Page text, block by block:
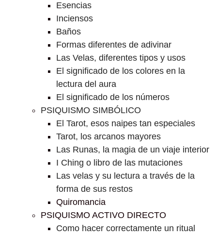
Esencias
Inciensos
Baños
Formas diferentes de adivinar
Las Velas, diferentes tipos y usos
El significado de los colores en la
lectura del aura
El significado de los números
PSIQUISMO SIMBÓLICO
El Tarot, esos naipes tan especiales
Tarot, los arcanos mayores
Las Runas, la magia de un viaje interior
I Ching o libro de las mutaciones
Las velas y su lectura a través de la
forma de sus restos
Quiromancia
PSIQUISMO ACTIVO DIRECTO
Como hacer correctamente un ritual